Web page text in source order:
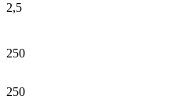
2,5
250
250